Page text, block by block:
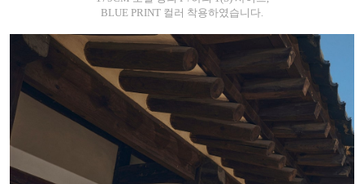
BLUE PRINT 컬러 착용하였습니다.